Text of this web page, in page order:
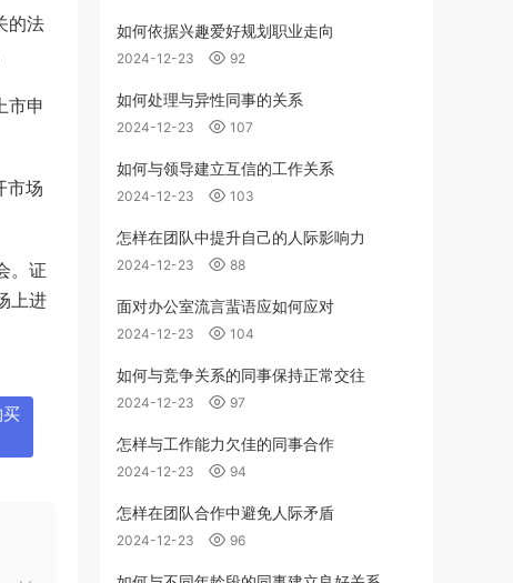
的法
市申
市场
。证
上进
买
如何依据兴趣爱好规划职业走向
2024-12-23 92
如何处理与异性同事的关系
2024-12-23 107
如何与领导建立互信的工作关系
2024-12-23 103
怎样在团队中提升自己的人际影响力
2024-12-23 88
面对办公室流言蜚语应如何应对
2024-12-23 104
如何与竞争关系的同事保持正常交往
2024-12-23 97
怎样与工作能力欠佳的同事合作
2024-12-23 94
怎样在团队合作中避免人际矛盾
2024-12-23 96